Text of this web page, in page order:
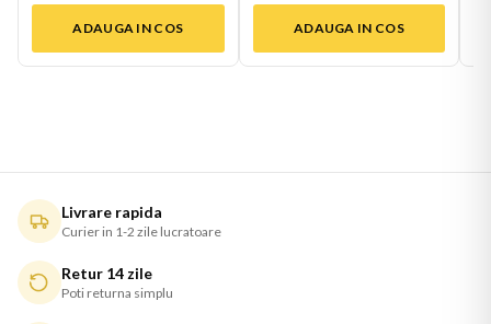
ADAUGA IN COS ADAUGA IN COS
Livrare rapida
Curier in 1-2 zile lucratoare
Retur 14 zile
Poti returna simplu